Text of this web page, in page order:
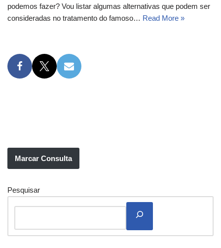
podemos fazer? Vou listar algumas alternativas que podem ser
consideradas no tratamento do famoso… Read More »
Marcar Consulta
Pesquisar